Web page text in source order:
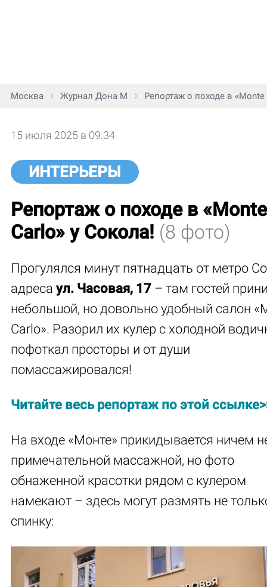
Москва Журнал Дона М Репортаж о походе в
15 июля 2025 в 09:34
ИНТЕРЬЕРЫ
Репортаж о походе в «Monte
Carlo» у Сокола! (8 фото)
Прогулялся минут пятнадцать от метро
адреса ул. Часовая, 17 – там гостей
небольшой, но довольно удобный салон
Carlo». Разорил их кулер с холодной
пофоткал просторы и от души
помассажировался!
Читайте весь репортаж по этой сс
На входе «Монте» прикидывается ничем
примечательной массажной, но фото
обнаженной красотки рядом с кулером
намекают – здесь могут размять не
спинку: